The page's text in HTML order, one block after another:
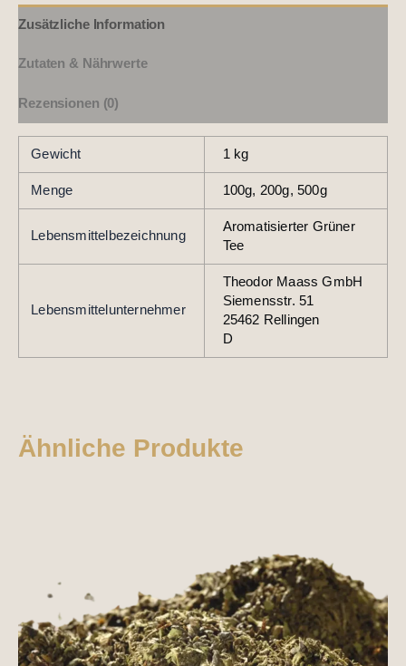
Zusätzliche Information
Zutaten & Nährwerte
Rezensionen (0)
Gewicht 1 kg
Menge 100g, 200g, 500g
Lebensmittelbezeichnung
Aromatisierter Grüner
Tee
Lebensmittelunternehmer
Theodor Maass GmbH
Siemensstr. 51
25462 Rellingen
D
Ähnliche Produkte